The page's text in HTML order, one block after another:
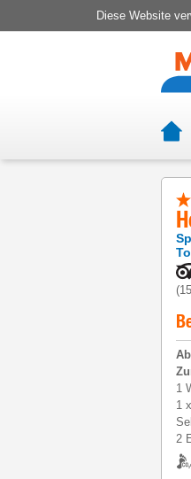
Diese Website
1
1 x
2